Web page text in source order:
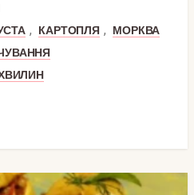
, КАРТОПЛЯ ,
МОРКВА